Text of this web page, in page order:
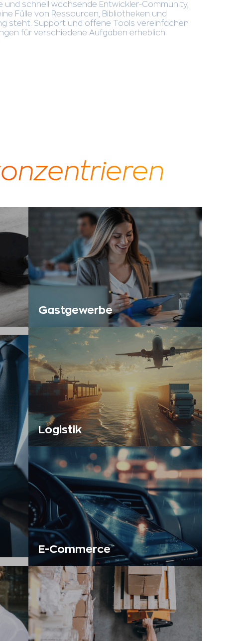
und schnell wachsende Entwickler-Community,
Fülle von Ressourcen, Bibliotheken und
steht. Support und offene Tools vereinfachen
für verschiedene Aufgaben erheblich.
Gastgewerbe
Logistik
E-Commerce